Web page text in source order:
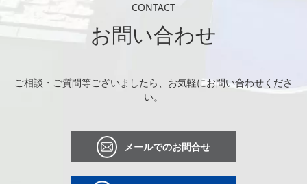
CONTACT
お問い合わせ
ご相談・ご質問等ございましたら、お気軽にお問い合わせくださ
い。
メールでのお問合せ